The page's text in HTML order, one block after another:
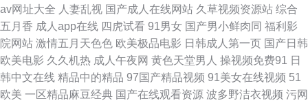
袜性爱无码AV 伊人老婆大香蕉 人人插人人乐 91淫淫影院 成人网站香蕉 久
久激五视频网站 男女互操高清无码 人人色97 91校花宝儿在线 成人免费三级
黑丝三级a片 久久性交网p 日韩肏逼无码 五月天激情社区 91视频在线导航 a
av网址大全 人妻乱视 国产成人在线网站 久草视频资源站 综合
五月香 成人app在线 四虎试看 91男女 国产男小鲜肉同 福利影
院网站 激情五月天色色 欧美极品电影 日韩成人第一页 国产日韩
欧美电影 久久机热 成人午夜网 黄色天堂男人 操视频免费91 日
韩中文在线 精品中的精品 97国产精品视频 91美女在线视频 51
欧美 一区精品麻豆经典 国产在线观看资源 波多野洁衣视频 污网